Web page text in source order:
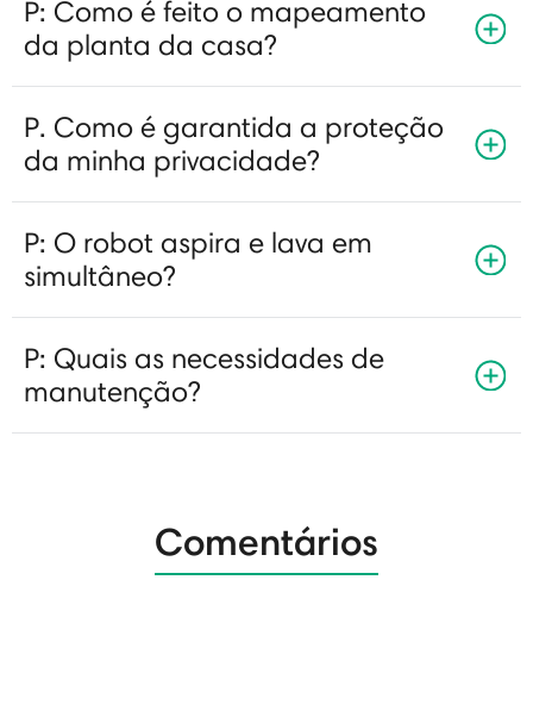
P: Como é feito o mapeamento
da planta da casa?
P. Como é garantida a proteção
da minha privacidade?
P: O robot aspira e lava em
simultâneo?
P: Quais as necessidades de
manutenção?
Comentários